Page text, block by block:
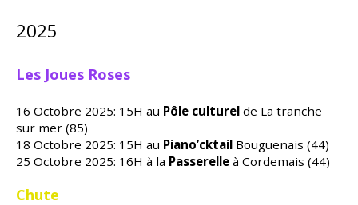
2025
Les Joues Roses
16 Octobre 2025: 15H au Pôle culturel de La tranche
sur mer (85)
18 Octobre 2025: 15H au Piano’cktail Bouguenais (44)
25 Octobre 2025: 16H à la Passerelle à Cordemais (44)
Chute